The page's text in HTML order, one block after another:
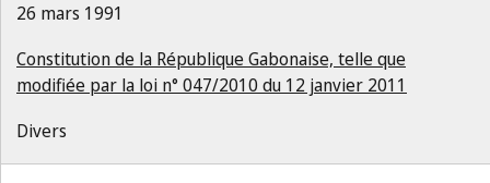
26 mars 1991
Constitution de la République Gabonaise, telle que
modifiée par la loi n° 047/2010 du 12 janvier 2011
Divers